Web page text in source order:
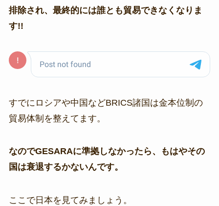
排除され、最終的には誰とも貿易できなくなりま
す!!
すでにロシアや中国などBRICS諸国は金本位制の
貿易体制を整えてます。
なのでGESARAに準拠しなかったら、もはやその
国は衰退するかないんです。
ここで日本を見てみましょう。